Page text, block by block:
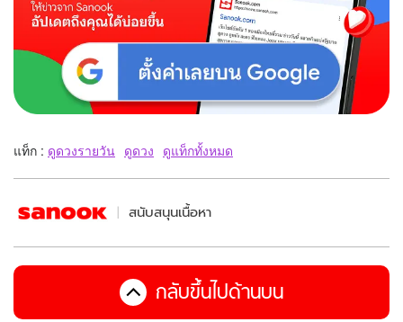
แท็ก : ดูดวงรายวัน ดูดวง ดูแท็กทั้งหมด
สนับสนุนเนื้อหา
กลับขึ้นไปด้านบน